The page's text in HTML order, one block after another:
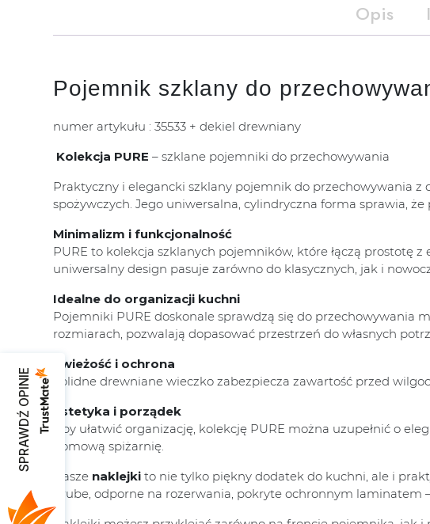
Opis
Pojemnik szklany do
numer artykułu : 35533 + dekiel drewniany
Kolekcja PURE – szklane pojemniki do przechowywania
Praktyczny i elegancki szklany pojemnik do przechowywania
spożywczych. Jego uniwersalna, cylindryczna forma sprawia,
Minimalizm i funkcjonalność
PURE to kolekcja szklanych pojemników, które łączą prostotę
uniwersalny design pasuje zarówno do klasycznych, jak i
Idealne do organizacji kuchni
Pojemniki PURE doskonale sprawdzą się do przechowywania
rozmiarach, pozwalają dopasować przestrzeń do własnych
Świeżość i ochrona
Solidne drewniane wieczko zabezpiecza zawartość przed
Estetyka i porządek
Aby ułatwić organizację, kolekcję PURE można uzupełnić o
domową spiżarnię.
Nasze naklejki to nie tylko piękny dodatek do kuchni, ale i
grube, odporne na rozerwania, pokryte ochronnym laminatem
SPRAWDŹ OPINIE